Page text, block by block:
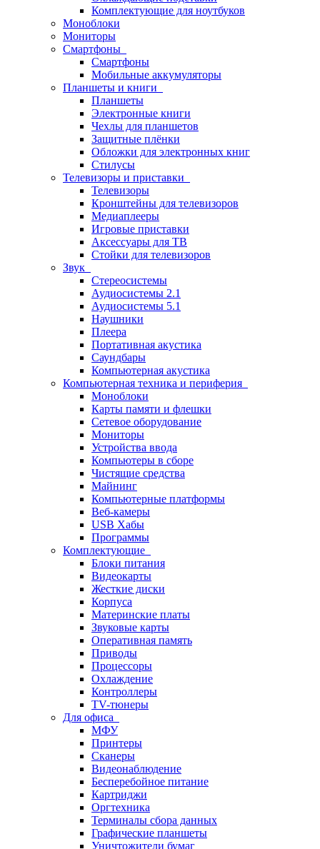
Комплектующие для ноутбуков
Моноблоки
Мониторы
Смартфоны
Смартфоны
Мобильные аккумуляторы
Планшеты и книги
Планшеты
Электронные книги
Чехлы для планшетов
Защитные плёнки
Обложки для электронных книг
Стилусы
Телевизоры и приставки
Телевизоры
Кронштейны для телевизоров
Медиаплееры
Игровые приставки
Аксессуары для ТВ
Стойки для телевизоров
Звук
Стереосистемы
Аудиосистемы 2.1
Аудиосистемы 5.1
Наушники
Плеера
Портативная акустика
Саундбары
Компьютерная акустика
Компьютерная техника и периферия
Моноблоки
Карты памяти и флешки
Сетевое оборудование
Мониторы
Устройства ввода
Компьютеры в сборе
Чистящие средства
Майнинг
Компьютерные платформы
Веб-камеры
USB Хабы
Программы
Комплектующие
Блоки питания
Видеокарты
Жесткие диски
Корпуса
Материнские платы
Звуковые карты
Оперативная память
Приводы
Процессоры
Охлаждение
Контроллеры
TV-тюнеры
Для офиса
МФУ
Принтеры
Сканеры
Видеонаблюдение
Бесперебойное питание
Картриджи
Оргтехника
Терминалы сбора данных
Графические планшеты
Уничтожители бумаг